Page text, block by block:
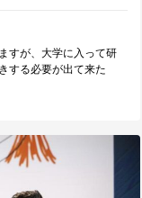
すが、大学に入って研
する必要が出て来た
、良いですよ。